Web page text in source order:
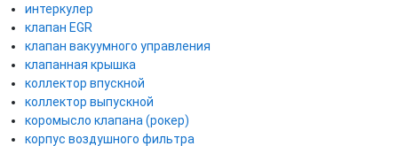
интеркулер
клапан EGR
клапан вакуумного управления
клапанная крышка
коллектор впускной
коллектор выпускной
коромысло клапана (рокер)
корпус воздушного фильтра